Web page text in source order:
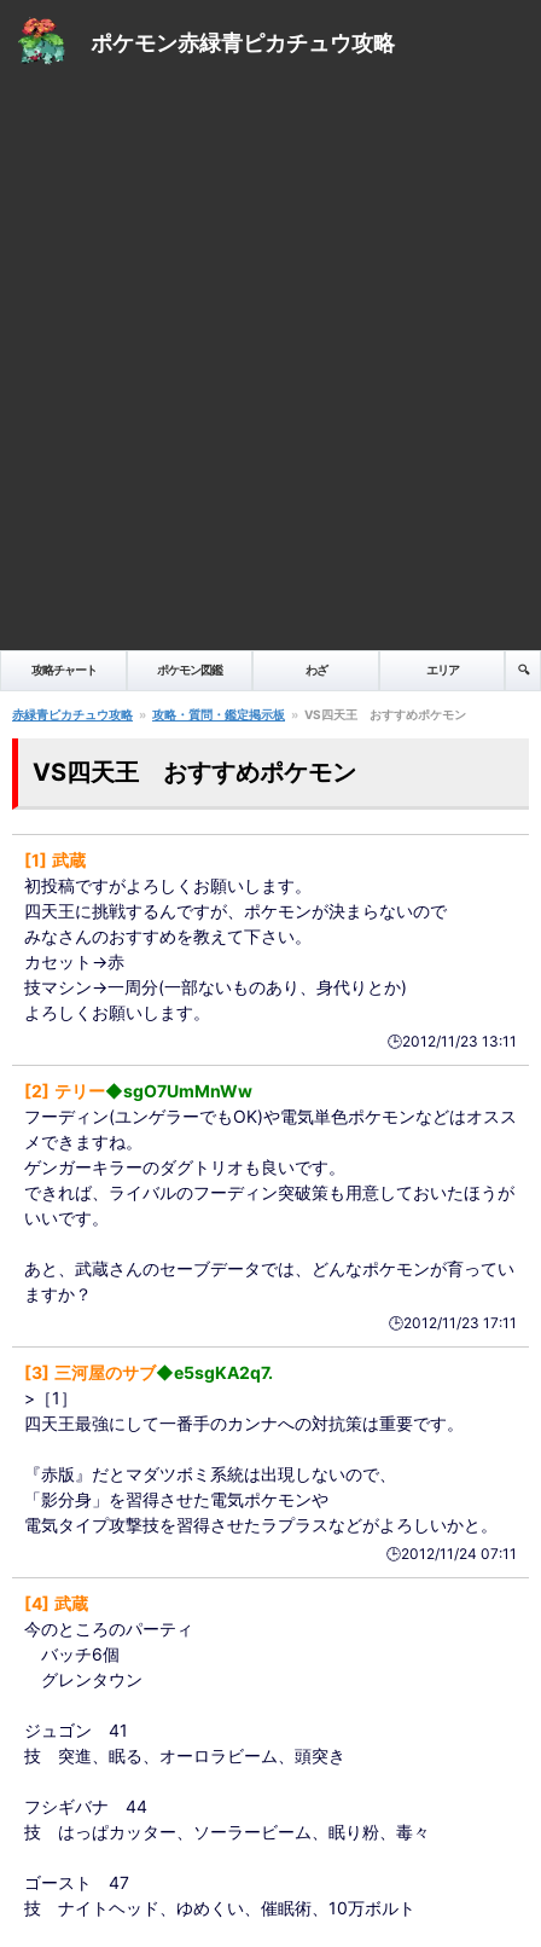
ポケモン赤緑青ピカチュウ攻略
攻略チャート ポケモン図鑑 わざ エリア 🔍️
赤緑青ピカチュウ攻略 攻略・質問・鑑定掲示板 VS四天王 おすすめポケモン
VS四天王 おすすめポケモン
1
武蔵
初投稿ですがよろしくお願いします。
四天王に挑戦するんですが、ポケモンが決まらないので
みなさんのおすすめを教えて下さい。
カセット→赤
技マシン→一周分(一部ないものあり、身代りとか)
よろしくお願いします。
🕒️2012/11/23 13:11
2 テリー◆sgO7UmMnWw
フーディン(ユンゲラーでもOK)や電気単色ポケモンなどはオスス
メできますね。
ゲンガーキラーのダグトリオも良いです。
できれば、ライバルのフーディン突破策も用意しておいたほうが
いいです。
あと、武蔵さんのセーブデータでは、どんなポケモンが育ってい
ますか？
🕒️2012/11/23 17:11
3 三河屋のサブ◆e5sgKA2q7.
>［1］
四天王最強にして一番手のカンナへの対抗策は重要です。
『赤版』だとマダツボミ系統は出現しないので、
「影分身」を習得させた電気ポケモンや
電気タイプ攻撃技を習得させたラプラスなどがよろしいかと。
🕒️2012/11/24 07:11
4 武蔵
今のところのパーティ
バッチ6個
グレンタウン
ジュゴン 41
技 突進、眠る、オーロラビーム、頭突き
フシギバナ 44
技 はっぱカッター、ソーラービーム、眠り粉、毒々
ゴースト 47
技 ナイトヘッド、ゆめくい、催眠術、10万ボルト